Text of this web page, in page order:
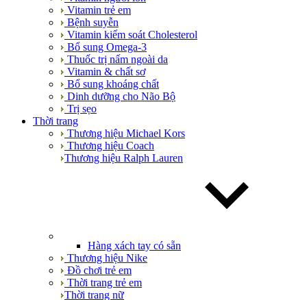
Vitamin trẻ em
Bệnh suyễn
Vitamin kiểm soát Cholesterol
Bổ sung Omega-3
Thuốc trị nấm ngoài da
Vitamin & chất sơ
Bổ sung khoáng chất
Dinh dưỡng cho Não Bộ
Trị sẹo
Thời trang
Thương hiệu Michael Kors
Thương hiệu Coach
Thương hiệu Ralph Lauren
Hàng xách tay có sẵn
Thương hiệu Nike
Đồ chơi trẻ em
Thời trang trẻ em
Thời trang nữ